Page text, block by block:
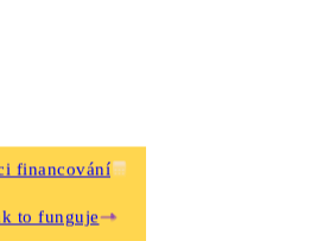
financování
to funguje